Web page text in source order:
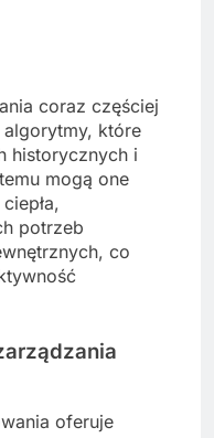
coraz częściej
które
historycznych i
mogą one
potrzeb
co
oferuje